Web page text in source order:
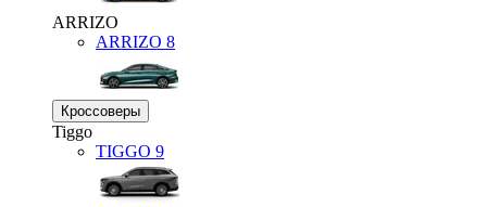
ARRIZO
ARRIZO 8
Кроссоверы
Tiggo
TIGGO 9